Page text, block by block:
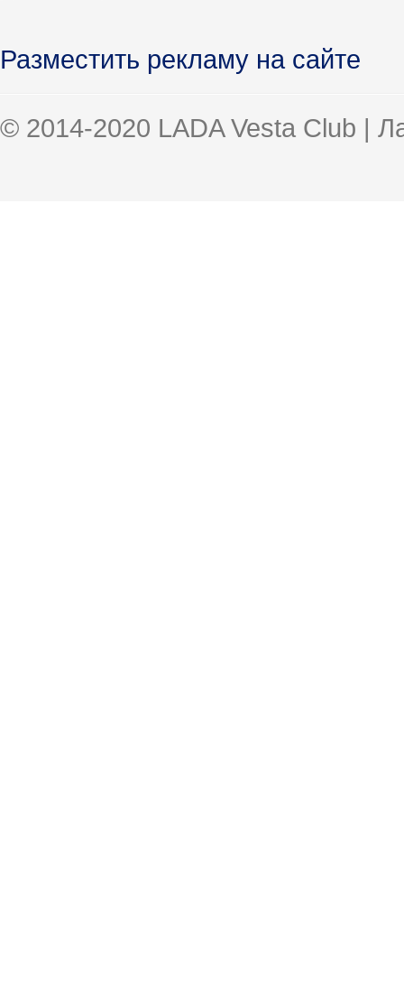
Разместить рекламу на сайте
© 2014-2020 LADA Vesta Club |